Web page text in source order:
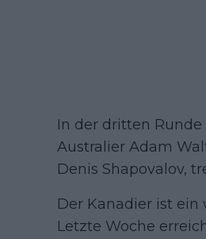
In der dritten
Australier Adam
Denis Shapovalov,
Der Kanadier ist ein
Letzte Woche